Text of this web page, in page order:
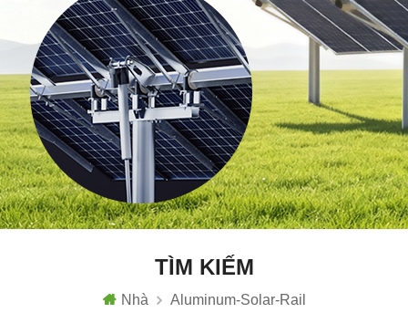
TÌM KIẾM
Nhà Aluminum-Solar-Rail